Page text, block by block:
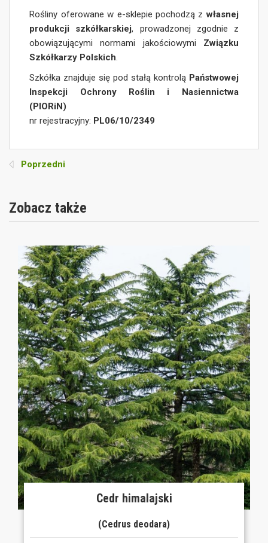
Rośliny oferowane w e-sklepie pochodzą zwłasnej
produkcji szkółkarskiej, prowadzonej zgodnie z
obowiązującymi normami jakościowymi Związku
Szkółkarzy Polskich
Szkółka znajduje się pod stałą kontrolą Państwowej
Inspekcji Ochrony Roślin i Nasiennictwa
(PIORiN)
nr rejestracyjny: PL06/10/2349
Poprzedni
Zobacz także
Cedr himalajski
(Cedrus deodara)